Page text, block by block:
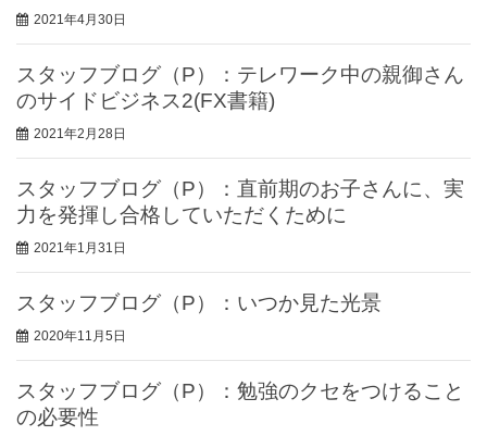
2021年4月30日
スタッフブログ（P）：テレワーク中の親御さん
のサイドビジネス2(FX書籍)
2021年2月28日
スタッフブログ（P）：直前期のお子さんに、実
力を発揮し合格していただくために
2021年1月31日
スタッフブログ（P）：いつか見た光景
2020年11月5日
スタッフブログ（P）：勉強のクセをつけること
の必要性